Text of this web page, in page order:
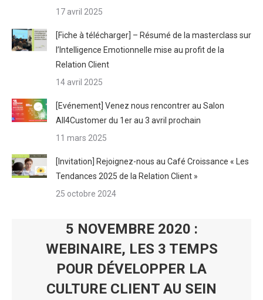
17 avril 2025
[Fiche à télécharger] – Résumé de la masterclass sur
l’Intelligence Emotionnelle mise au profit de la
Relation Client
14 avril 2025
[Evénement] Venez nous rencontrer au Salon
All4Customer du 1er au 3 avril prochain
11 mars 2025
[Invitation] Rejoignez-nous au Café Croissance « Les
Tendances 2025 de la Relation Client »
25 octobre 2024
5 NOVEMBRE 2020 :
WEBINAIRE, LES 3 TEMPS
POUR DÉVELOPPER LA
CULTURE CLIENT AU SEIN